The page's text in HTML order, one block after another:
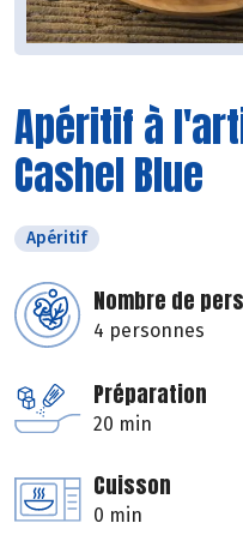
Apéritif à
Cashel Blue
Apéritif
Nombre de
4 personnes
Préparation
20 min
Cuisson
0 min